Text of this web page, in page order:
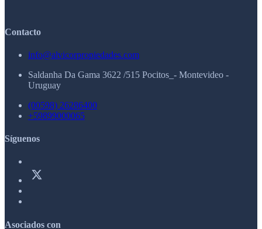
Contacto
info@alvicorpropiedades.com
Saldanha Da Gama 3622 /515 Pocitos_- Montevideo -
Uruguay
(00598) 26286400
+59899000065
Síguenos
Asociados con